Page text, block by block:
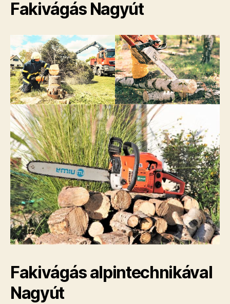
Fakivágás Nagyút
Fakivágás alpintechnikával
Nagyút